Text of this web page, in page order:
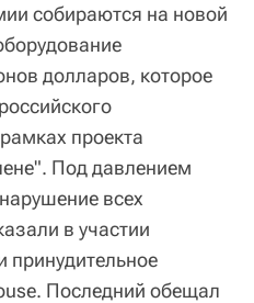
собираются на новой
долларов, которое
проекта
Под давлением
всех
в участии
принудительное
Последний обещал